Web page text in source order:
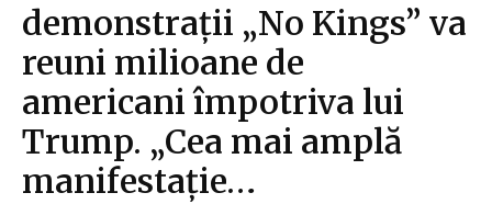
demonstrații „No Kings” va
reuni milioane de
americani împotriva lui
Trump. „Cea mai amplă
manifestație…